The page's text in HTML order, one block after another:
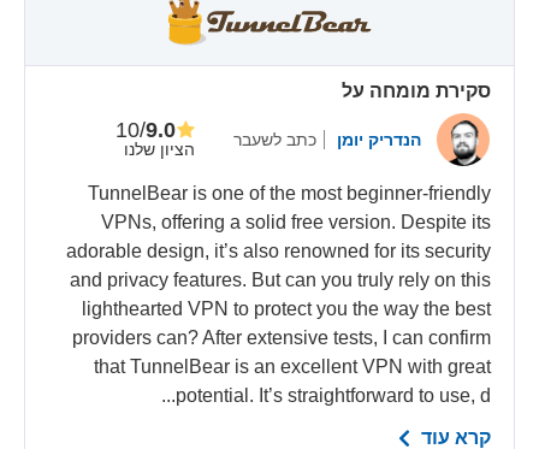
סקירת מומחה על
הנדריק יומן כתב לשעבר הציון שלנו
9.0
/10
TunnelBear is one of the most beginner-friendly
VPNs, offering a solid free version. Despite its
adorable design, it’s also renowned for its security
and privacy features. But can you truly rely on this
lighthearted VPN to protect you the way the best
providers can? After extensive tests, I can confirm
that TunnelBear is an excellent VPN with great
potential. It’s straightforward to use, d...
קרא עוד